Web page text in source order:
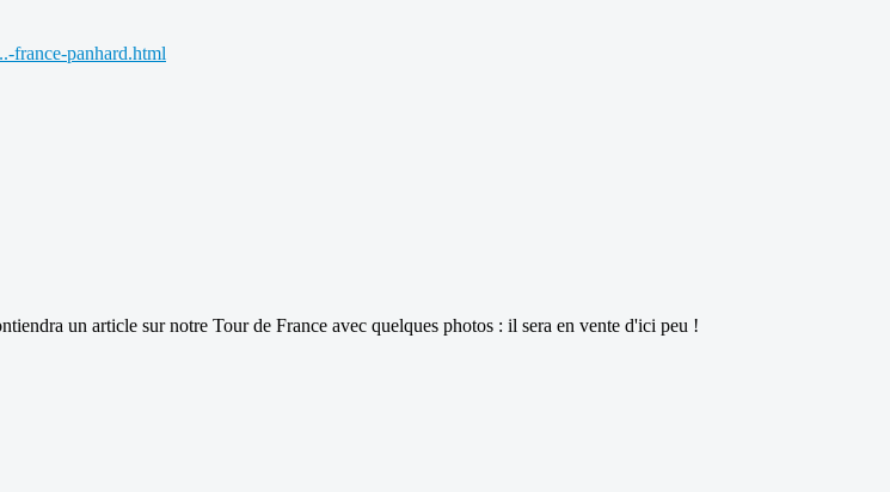
france-panhard.html
un article sur notre Tour de France avec quelques photos : il sera en vente d'ici peu !